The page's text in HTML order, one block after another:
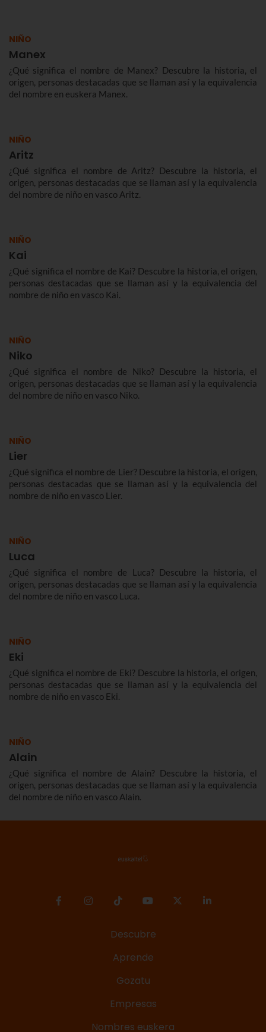
NIÑO
Manex
¿Qué significa el nombre de Manex? Descubre la historia, el
origen, personas destacadas que se llaman así y la equivalencia
del nombre en euskera Manex.
NIÑO
Aritz
¿Qué significa el nombre de Aritz? Descubre la historia, el
origen, personas destacadas que se llaman así y la equivalencia
del nombre de niño en vasco Aritz.
NIÑO
Kai
¿Qué significa el nombre de Kai? Descubre la historia, el origen,
personas destacadas que se llaman así y la equivalencia del
nombre de niño en vasco Kai.
NIÑO
Niko
¿Qué significa el nombre de Niko? Descubre la historia, el
origen, personas destacadas que se llaman así y la equivalencia
del nombre de niño en vasco Niko.
NIÑO
Lier
¿Qué significa el nombre de Lier? Descubre la historia, el origen,
personas destacadas que se llaman así y la equivalencia del
nombre de niño en vasco Lier.
NIÑO
Luca
¿Qué significa el nombre de Luca? Descubre la historia, el
origen, personas destacadas que se llaman así y la equivalencia
del nombre de niño en vasco Luca.
NIÑO
Eki
¿Qué significa el nombre de Eki? Descubre la historia, el origen,
personas destacadas que se llaman así y la equivalencia del
nombre de niño en vasco Eki.
NIÑO
Alain
¿Qué significa el nombre de Alain? Descubre la historia, el
origen, personas destacadas que se llaman así y la equivalencia
del nombre de niño en vasco Alain.
Descubre
Aprende
Gozatu
Empresas
Nombres euskera